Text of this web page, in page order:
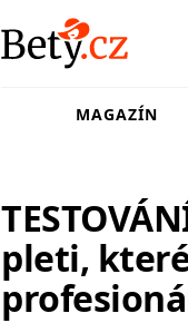
MAGAZÍN
pleti,